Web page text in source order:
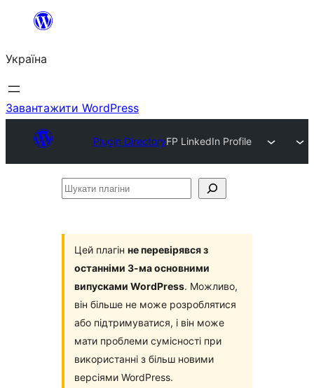
Перейти
вмісту
Україна
Завантажити WordPress
Plugin DirectoryFP LinkedIn Profile
Шукати
Цей плагін не перевірявся з
останніми 3-ма основними
випусками WordPress. Можливо,
він більше не може розроблятися
або підтримуватися, і він може
мати проблеми сумісності при
використанні з більш новими
версіями WordPress.